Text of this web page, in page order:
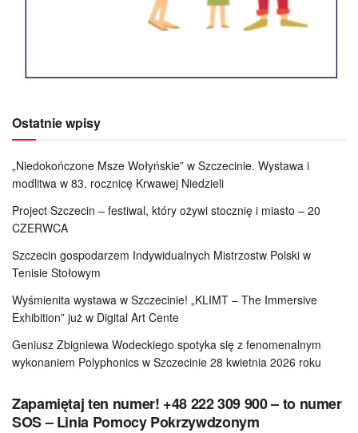
Ostatnie wpisy
„Niedokończone Msze Wołyńskie” w Szczecinie. Wystawa i
modlitwa w 83. rocznicę Krwawej Niedzieli
Project Szczecin – festiwal, który ożywi stocznię i miasto – 20
CZERWCA
Szczecin gospodarzem Indywidualnych Mistrzostw Polski w
Tenisie Stołowym
Wyśmienita wystawa w Szczecinie! „KLIMT – The Immersive
Exhibition” już w Digital Art Cente
Geniusz Zbigniewa Wodeckiego spotyka się z fenomenalnym
wykonaniem Polyphonics w Szczecinie 28 kwietnia 2026 roku
Zapamiętaj ten numer! +48 222 309 900 – to numer
SOS – Linia Pomocy Pokrzywdzonym